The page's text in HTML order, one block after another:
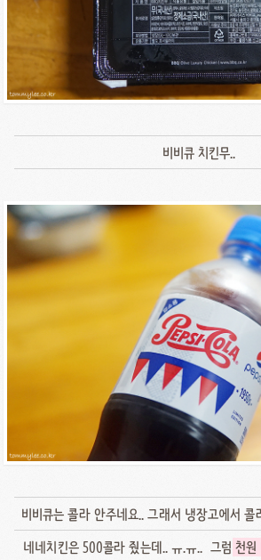
비비큐 치킨무..
비비큐는 콜라 안주네요.. 그래서 냉장고에서
네네치킨은 500콜라 줬는데.. ㅠ.ㅠ.. 그럼천